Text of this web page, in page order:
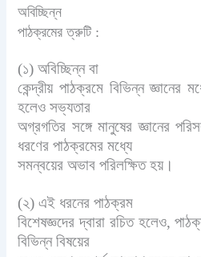
অবিচ্ছিন্ন
পাঠক্রমের ত্রুটি :
(১) অবিচ্ছিন্ন বা
কেন্দ্রীয় পাঠক্রমে বিভিন্ন জ্ঞানের
হলেও সভ্যতার
অগ্রগতির সঙ্গে মানুষের জ্ঞানের
ধরণের পাঠক্রমের মধ্যে
সমন্বয়ের অভাব পরিলক্ষিত হয়।
(২) এই ধরনের পাঠক্রম
বিশেষজ্ঞদের দ্বারা রচিত হলেও,
বিভিন্ন বিষয়ের